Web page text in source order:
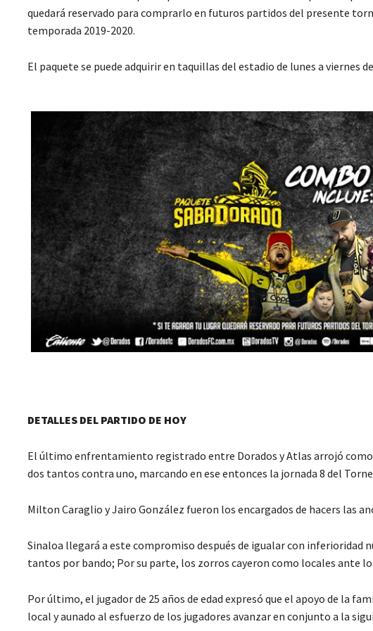
quedará reservado para comprarlo en futuros partidos del presente
temporada 2019-2020.
El paquete se puede adquirir en taquillas del estadio de lunes a viernes
DETALLES DEL PARTIDO DE HOY
El último enfrentamiento registrado entre Dorados y Atlas arrojó
dos tantos contra uno, marcando en ese entonces la jornada 8 del
Milton Caraglio y Jairo González fueron los encargados de hacers las
Sinaloa llegará a este compromiso después de igualar con inferioridad
tantos por bando; Por su parte, los zorros cayeron como locales ante
Por último, el jugador de 25 años de edad expresó que el apoyo de la
local y aunado al esfuerzo de los jugadores avanzar en conjunto a la